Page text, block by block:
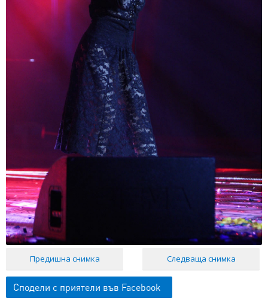
Предишна снимка Следваща снимка
Сподели с приятели във Facebook